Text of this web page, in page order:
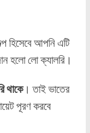
হিসেবে আপনি এটি
হলো লো ক্যালরি।
থাকে। তাই ভাতের
পূরণ করবে